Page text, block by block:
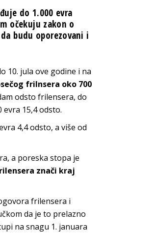
do 1.000 evra
očekuju zakon o
budu oporezovani i
10. jula ove godine i na
frilnsera oko 700
odsto frilensera, do
evra 15,4 odsto.
4,4 odsto, a više od
a poreska stopa je
znači kraj
frilensera i
da je to prelazno
na snagu 1. januara